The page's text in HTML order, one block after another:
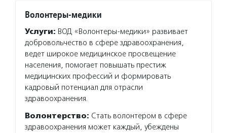
Волонтеры-медики
Услуги: ВОД «Волонтеры-медики» развивает
добровольчество в сфере здравоохранения,
ведет широкое медицинское просвещение
населения, помогает повышать престиж
медицинских профессий и формировать
кадровый потенциал для отрасли
здравоохранения.
Волонтерство: Стать волонтером в сфере
здравоохранения может каждый, убеждены